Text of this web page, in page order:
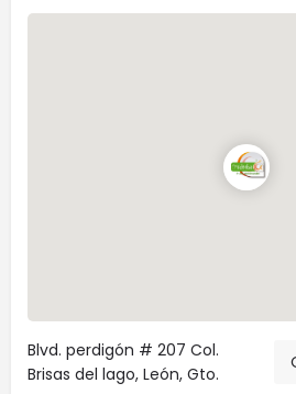
Blvd. perdigón # 207 Col.
Brisas del lago, León, Gto.